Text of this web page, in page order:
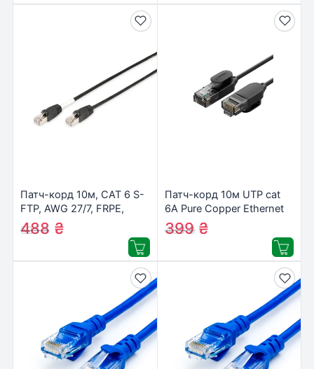
Патч-корд 10м, CAT 6 S-
FTP, AWG 27/7, FRPE,
outdoor Digitus (DK-1644-
100/BL-OD)
525₴
488 ₴
Патч-корд 10м UTP cat
6A Pure Copper Ethernet
Cable OD2.8 NW122 Black
Ugreen (70656)
439₴
399₴